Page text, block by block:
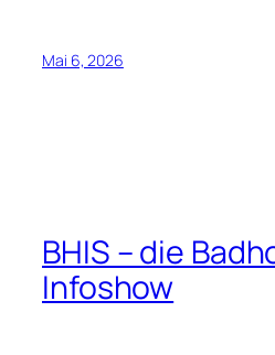
Mai 6, 2026
BHIS – die
Infoshow